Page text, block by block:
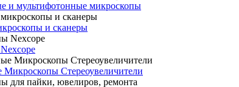
и мультифотонные микроскопы
и сканеры
Микроскопы Стереоувеличители